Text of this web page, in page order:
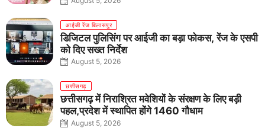
आईजी रेंज बिलासपुर
डिजिटल पुलिसिंग पर आईजी का बड़ा फोकस, रेंज के एसपी
को दिए सख्त निर्देश
August 5, 2026
छत्तीसगढ़
छत्तीसगढ़ में निराश्रित मवेशियों के संरक्षण के लिए बड़ी
पहल,प्रदेश में स्थापित होंगे 1460 गौधाम
August 5, 2026